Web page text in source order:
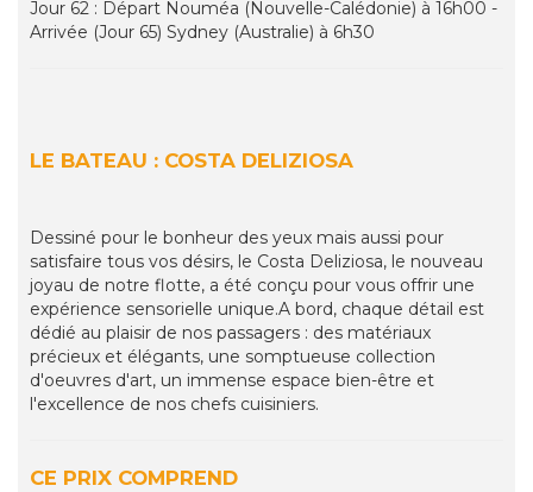
Jour 62 : Départ Nouméa (Nouvelle-Calédonie) à 16h00 -
Arrivée (Jour 65) Sydney (Australie) à 6h30
LE BATEAU : COSTA DELIZIOSA
Dessiné pour le bonheur des yeux mais aussi pour
satisfaire tous vos désirs, le Costa Deliziosa, le nouveau
joyau de notre flotte, a été conçu pour vous offrir une
expérience sensorielle unique.A bord, chaque détail est
dédié au plaisir de nos passagers : des matériaux
précieux et élégants, une somptueuse collection
d'oeuvres d'art, un immense espace bien-être et
l'excellence de nos chefs cuisiniers.
CE PRIX COMPREND